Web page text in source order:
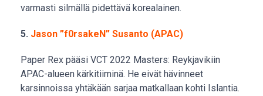
varmasti silmällä pidettävä korealainen.
5. Jason ”f0rsakeN” Susanto (APAC)
Paper Rex pääsi VCT 2022 Masters: Reykjavikiin
APAC-alueen kärkitiiminä. He eivät hävinneet
karsinnoissa yhtäkään sarjaa matkallaan kohti Islantia.